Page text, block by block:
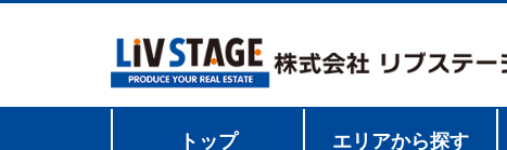
トップ エリアから探す